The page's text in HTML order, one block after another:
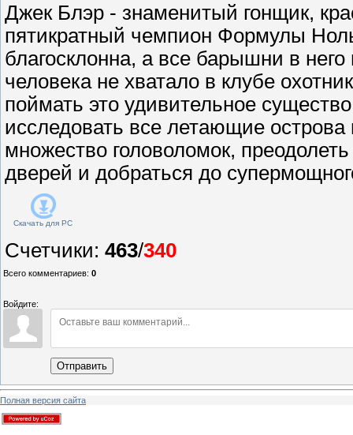
Джек Блэр - знаменитый гонщик,
пятикратный чемпион Формулы
благосклонна, а все барышни в
человека не хватало в клубе
поймать это удивительное
исследовать все летающие острова
множество головоломок,
дверей и добраться до
Скачать для PC
Счетчики: 463/340
Всего комментариев: 0
Войдите:
Отправить
Полная версия сайта